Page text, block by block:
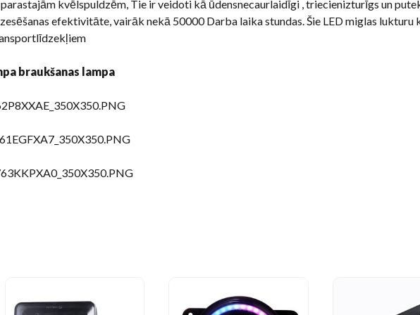
kvēlspuldzēm, Tie ir veidoti kā ūdensnecaurlaidīgi , triecienizturīgs un
efektivitāte, vairāk nekā 50000 Darba laika stundas. Šie LED miglas lukturu
braukšanas lampa